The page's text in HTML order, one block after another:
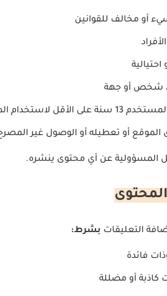
أو مخالف للقوانين
شخص أو جهة
لاستخدام الموقع.
الموقع أو تعطيله أو الوصول غير المصرح
المسؤولية عن أي محتوى ينشره.
التعليقات بشرط:
فائدة
أو مضللة